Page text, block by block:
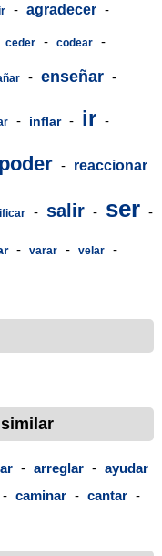
- agradecer -
ceder - codear -
- enseñar -
- inflar - ir -
poder - reaccionar
- salir - ser -
- varar - velar -
- arreglar - ayudar
- caminar - cantar -